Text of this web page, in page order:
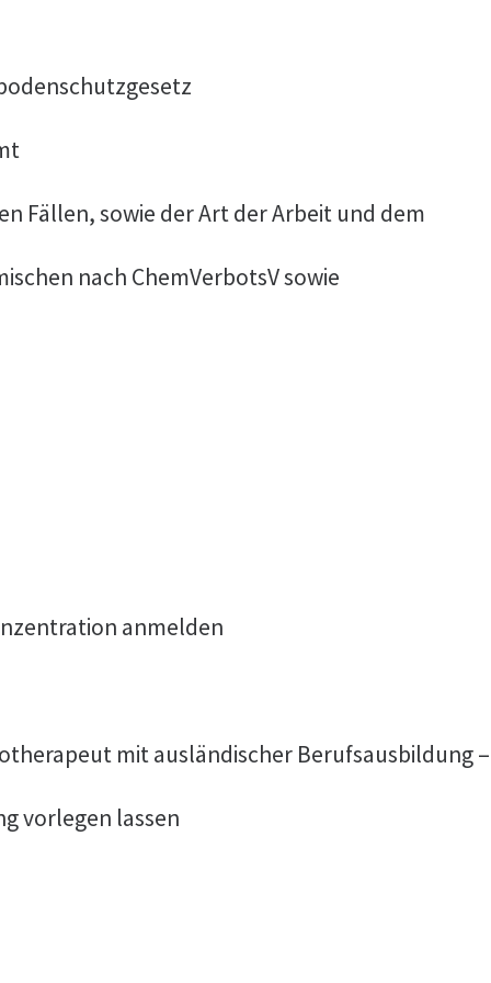
Fällen, sowie der Art der Arbeit und dem
nach ChemVerbotsV sowie
anmelden
mit ausländischer Berufsausbildung –
vorlegen lassen